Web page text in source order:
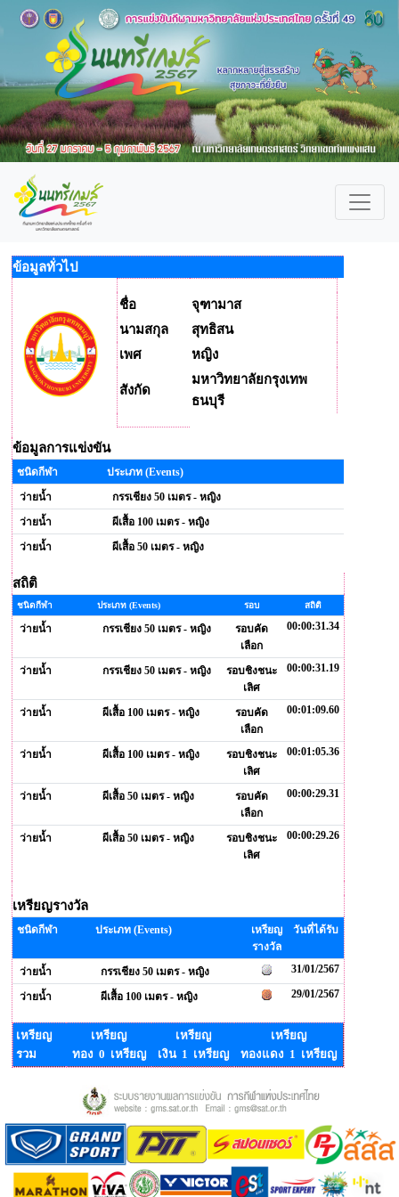
ข้อมูลทั่วไป
ชื่อ
จุฑามาส
นามสกุล
สุทธิสน
เพศ
หญิง
สังกัด
มหาวิทยาลัยกรุงเทพ
ธนบุรี
ข้อมูลการแข่งขัน
ชนิดกีฬา
ประเภท (Events)
ว่ายน้ำ
กรรเชียง 50 เมตร - หญิง
ว่ายน้ำ
ผีเสื้อ 100 เมตร - หญิง
ว่ายน้ำ
ผีเสื้อ 50 เมตร - หญิง
สถิติ
ชนิดกีฬา ประเภท (Events) รอบ สถิติ
ว่ายน้ำ กรรเชียง 50 เมตร - หญิง
รอบคัด
เลือก
00:00:31.34
ว่ายน้ำ กรรเชียง 50 เมตร - หญิง
รอบชิงชนะ
เลิศ
00:00:31.19
ว่ายน้ำ ผีเสื้อ 100 เมตร - หญิง
รอบคัด
เลือก
00:01:09.60
ว่ายน้ำ ผีเสื้อ 100 เมตร - หญิง
รอบชิงชนะ
เลิศ
00:01:05.36
ว่ายน้ำ ผีเสื้อ 50 เมตร - หญิง
รอบคัด
เลือก
00:00:29.31
ว่ายน้ำ ผีเสื้อ 50 เมตร - หญิง
รอบชิงชนะ
เลิศ
00:00:29.26
เหรียญรางวัล
ชนิดกีฬา ประเภท (Events)
เหรียญ
รางวัล
วันที่ได้รับ
ว่ายน้ำ กรรเชียง 50 เมตร - หญิง 31/01/2567
ว่ายน้ำ ผีเสื้อ 100 เมตร - หญิง 29/01/2567
เหรียญ
รวม
เหรียญ
ทอง 0 เหรียญ
เหรียญ
เงิน 1 เหรียญ
เหรียญ
ทองแดง 1 เหรียญ